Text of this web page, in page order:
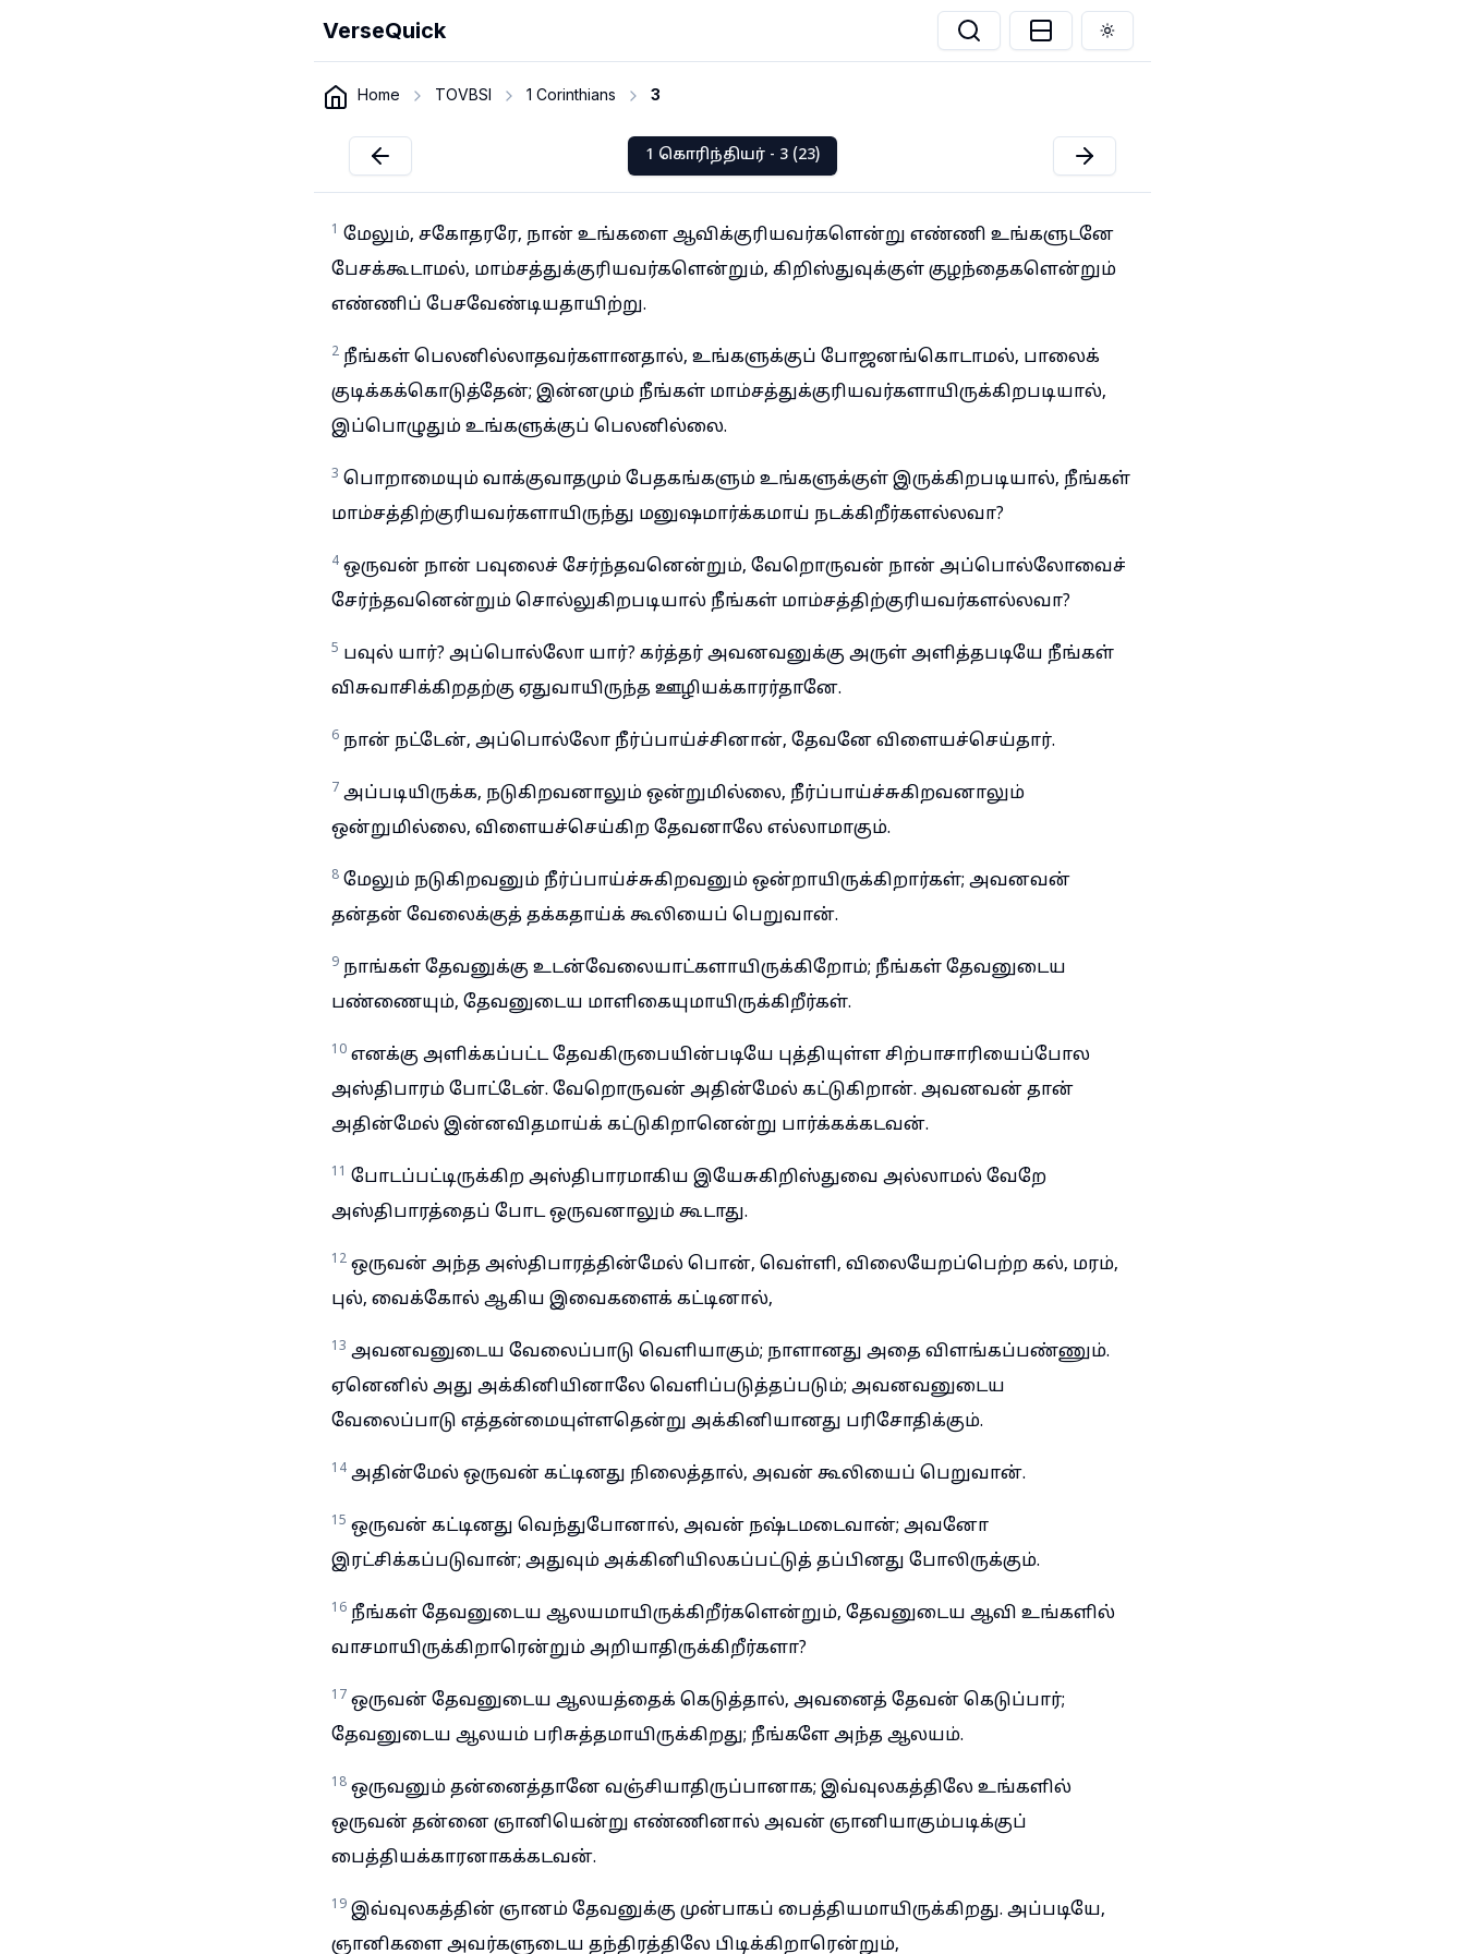
VerseQuick Toggle theme
Home TOVBSI 1 Corinthians 3
1 கொரிந்தியர் - 3 (23)
1 மேலும், சகோதரரே, நான் உங்களை ஆவிக்குரியவர்களென்று எண்ணி உங்களுடனே
பேசக்கூடாமல், மாம்சத்துக்குரியவர்களென்றும், கிறிஸ்துவுக்குள் குழந்தைகளென்றும்
எண்ணிப் பேசவேண்டியதாயிற்று.
2 நீங்கள் பெலனில்லாதவர்களானதால், உங்களுக்குப் போஜனங்கொடாமல், பாலைக்
குடிக்கக்கொடுத்தேன்; இன்னமும் நீங்கள் மாம்சத்துக்குரியவர்களாயிருக்கிறபடியால்,
இப்பொழுதும் உங்களுக்குப் பெலனில்லை.
3 பொறாமையும் வாக்குவாதமும் பேதகங்களும் உங்களுக்குள் இருக்கிறபடியால், நீங்கள்
மாம்சத்திற்குரியவர்களாயிருந்து மனுஷமார்க்கமாய் நடக்கிறீர்களல்லவா?
4 ஒருவன் நான் பவுலைச் சேர்ந்தவனென்றும், வேறொருவன் நான் அப்பொல்லோவைச்
சேர்ந்தவனென்றும் சொல்லுகிறபடியால் நீங்கள் மாம்சத்திற்குரியவர்களல்லவா?
5 பவுல் யார்? அப்பொல்லோ யார்? கர்த்தர் அவனவனுக்கு அருள் அளித்தபடியே நீங்கள்
விசுவாசிக்கிறதற்கு ஏதுவாயிருந்த ஊழியக்காரர்தானே.
6 நான் நட்டேன், அப்பொல்லோ நீர்ப்பாய்ச்சினான், தேவனே விளையச்செய்தார்.
7 அப்படியிருக்க, நடுகிறவனாலும் ஒன்றுமில்லை, நீர்ப்பாய்ச்சுகிறவனாலும்
ஒன்றுமில்லை, விளையச்செய்கிற தேவனாலே எல்லாமாகும்.
8 மேலும் நடுகிறவனும் நீர்ப்பாய்ச்சுகிறவனும் ஒன்றாயிருக்கிறார்கள்; அவனவன்
தன்தன் வேலைக்குத் தக்கதாய்க் கூலியைப் பெறுவான்.
9 நாங்கள் தேவனுக்கு உடன்வேலையாட்களாயிருக்கிறோம்; நீங்கள் தேவனுடைய
பண்ணையும், தேவனுடைய மாளிகையுமாயிருக்கிறீர்கள்.
10 எனக்கு அளிக்கப்பட்ட தேவகிருபையின்படியே புத்தியுள்ள சிற்பாசாரியைப்போல
அஸ்திபாரம் போட்டேன். வேறொருவன் அதின்மேல் கட்டுகிறான். அவனவன் தான்
அதின்மேல் இன்னவிதமாய்க் கட்டுகிறானென்று பார்க்கக்கடவன்.
11 போடப்பட்டிருக்கிற அஸ்திபாரமாகிய இயேசுகிறிஸ்துவை அல்லாமல் வேறே
அஸ்திபாரத்தைப் போட ஒருவனாலும் கூடாது.
12 ஒருவன் அந்த அஸ்திபாரத்தின்மேல் பொன், வெள்ளி, விலையேறப்பெற்ற கல், மரம்,
புல், வைக்கோல் ஆகிய இவைகளைக் கட்டினால்,
13 அவனவனுடைய வேலைப்பாடு வெளியாகும்; நாளானது அதை விளங்கப்பண்ணும்.
ஏனெனில் அது அக்கினியினாலே வெளிப்படுத்தப்படும்; அவனவனுடைய
வேலைப்பாடு எத்தன்மையுள்ளதென்று அக்கினியானது பரிசோதிக்கும்.
14 அதின்மேல் ஒருவன் கட்டினது நிலைத்தால், அவன் கூலியைப் பெறுவான்.
15 ஒருவன் கட்டினது வெந்துபோனால், அவன் நஷ்டமடைவான்; அவனோ
இரட்சிக்கப்படுவான்; அதுவும் அக்கினியிலகப்பட்டுத் தப்பினது போலிருக்கும்.
16 நீங்கள் தேவனுடைய ஆலயமாயிருக்கிறீர்களென்றும், தேவனுடைய ஆவி உங்களில்
வாசமாயிருக்கிறாரென்றும் அறியாதிருக்கிறீர்களா?
17 ஒருவன் தேவனுடைய ஆலயத்தைக் கெடுத்தால், அவனைத் தேவன் கெடுப்பார்;
தேவனுடைய ஆலயம் பரிசுத்தமாயிருக்கிறது; நீங்களே அந்த ஆலயம்.
18 ஒருவனும் தன்னைத்தானே வஞ்சியாதிருப்பானாக; இவ்வுலகத்திலே உங்களில்
ஒருவன் தன்னை ஞானியென்று எண்ணினால் அவன் ஞானியாகும்படிக்குப்
பைத்தியக்காரனாகக்கடவன்.
19 இவ்வுலகத்தின் ஞானம் தேவனுக்கு முன்பாகப் பைத்தியமாயிருக்கிறது. அப்படியே,
ஞானிகளை அவர்களுடைய தந்திரத்திலே பிடிக்கிறாரென்றும்,